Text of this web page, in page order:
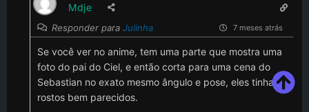
Mdje
Responder para Julinha 7 meses atrás
Se você ver no anime, tem uma parte que mostra uma
foto do pai do Ciel, e então corta para uma cena do
Sebastian no exato mesmo ângulo e pose, eles tinha
rostos bem parecidos.